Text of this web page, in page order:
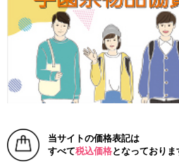
当サイトの価格表記は
すべて税込価格となっておりま